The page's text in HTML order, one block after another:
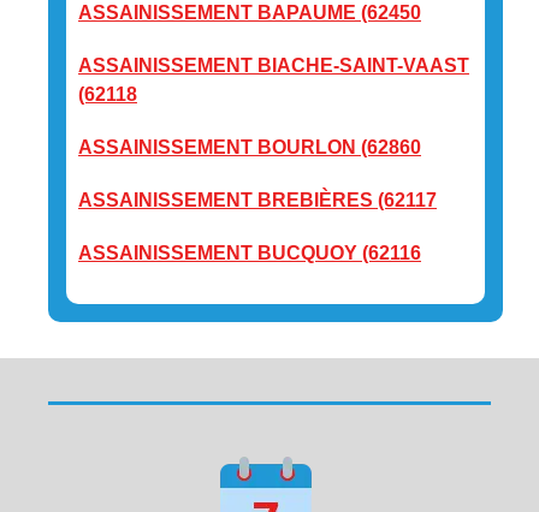
ASSAINISSEMENT BAPAUME (62450
ASSAINISSEMENT BIACHE-SAINT-VAAST
(62118
ASSAINISSEMENT BOURLON (62860
ASSAINISSEMENT BREBIÈRES (62117
ASSAINISSEMENT BUCQUOY (62116